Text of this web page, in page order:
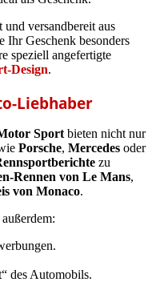
versandbereit aus
Ihr Geschenk besonders
speziell angefertigte
Design.
Liebhaber
Sport bieten nicht nur
Porsche, Mercedes oder
zu
Rennen von Le Mans,
von Monaco.
des Automobils.